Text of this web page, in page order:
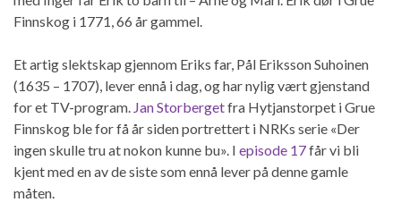
Finnskog i 1771, 66 år gammel.
Et artig slektskap gjennom Eriks far, Pål Eriksson Suhoinen
(1635 – 1707), lever ennå i dag, og har nylig vært gjenstand
for et TV-program. Jan Storbergetfra Hytjanstorpet i Grue
Finnskog ble for få år siden portrettert i NRKs serie «Der
ingen skulle tru at nokon kunne bu». I episode 17får vi bli
kjent med en av de siste som ennå lever på denne gamle
måten.